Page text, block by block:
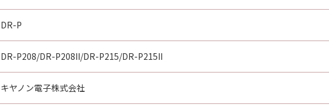
DR-P
DR-P208/DR-P208II/DR-P215/DR-P215II
キヤノン電子株式会社